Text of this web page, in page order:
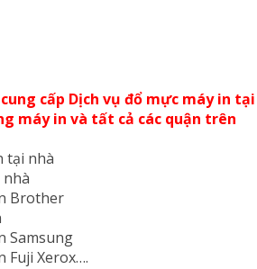
cấp Dịch vụ đổ mực máy in tại
máy in và tất cả các quận trên
tại nhà
Brother
Samsung
Fuji Xerox….